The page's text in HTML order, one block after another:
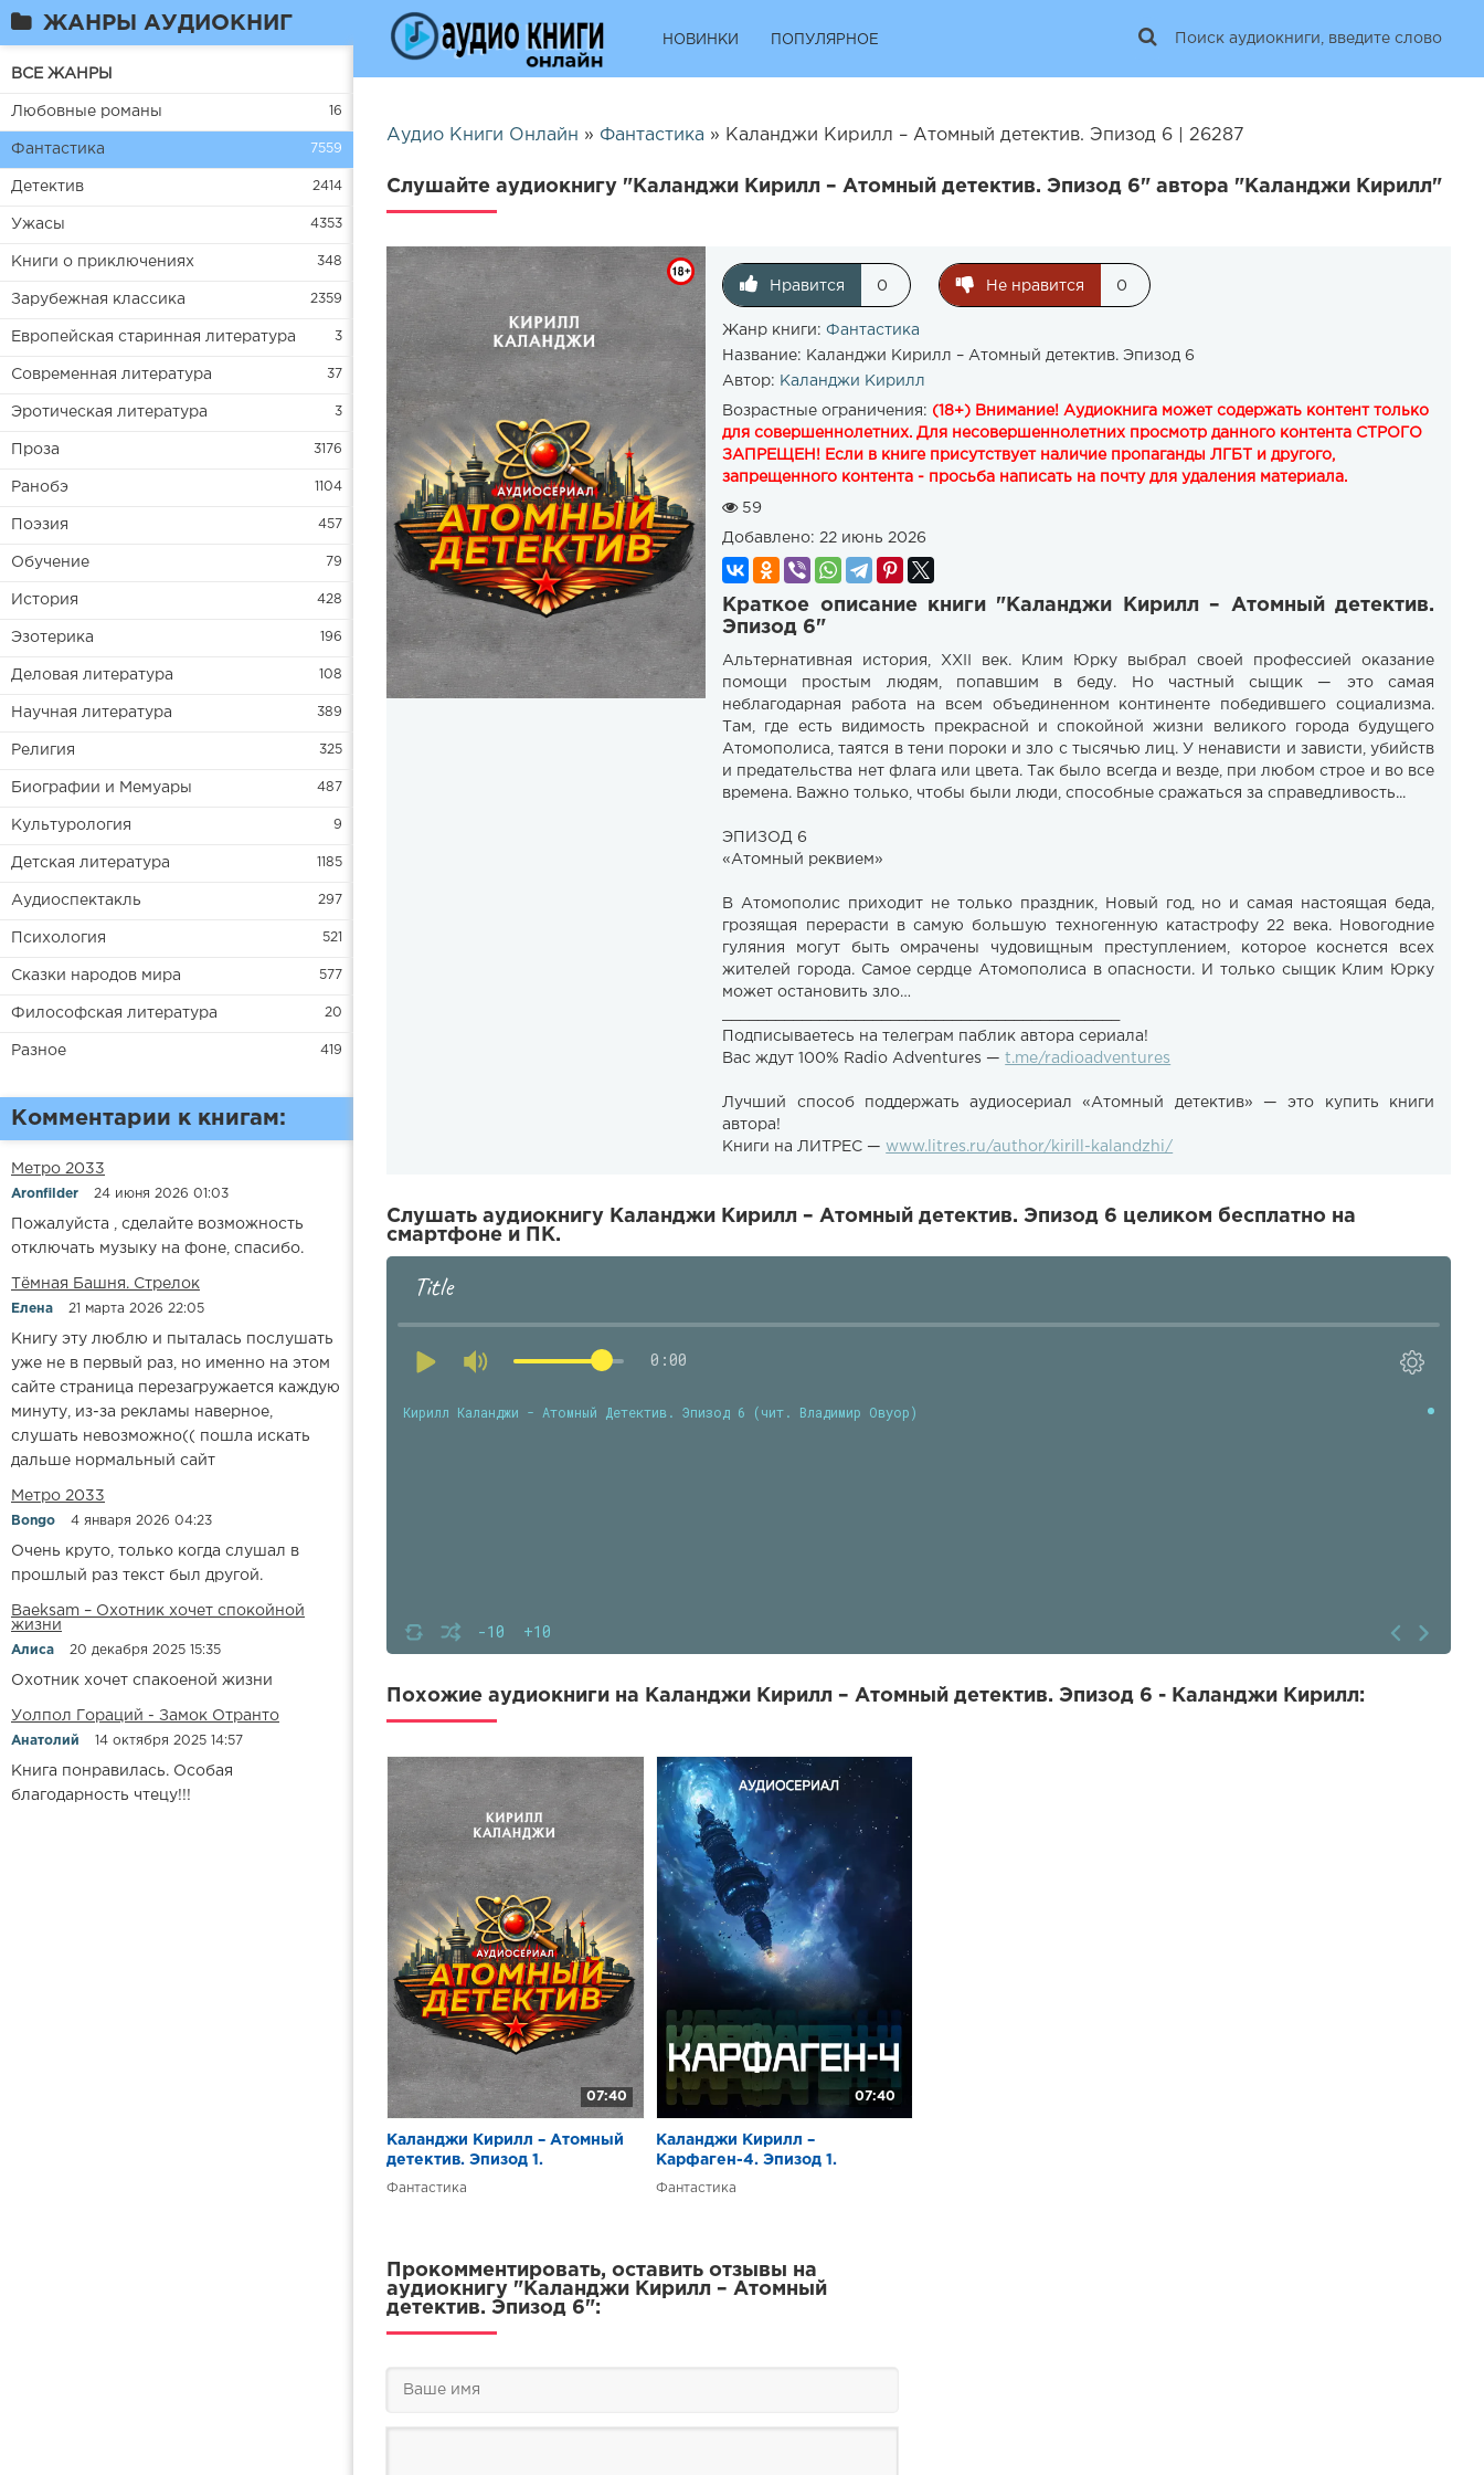
ЖАНРЫ АУДИОКНИГ
ВСЕ ЖАНРЫ
Любовные романы 16
Фантастика 7559
Детектив 2414
Ужасы 4353
Книги о приключениях 348
Зарубежная классика 2359
Европейская старинная литература 3
Современная литература 37
Эротическая литература 3
Проза 3176
Ранобэ 1104
Поэзия 457
Обучение 79
История 428
Эзотерика 196
Деловая литература 108
Научная литература 389
Религия 325
Биографии и Мемуары 487
Культурология 9
Детская литература 1185
Аудиоспектакль 297
Психология 521
Сказки народов мира 577
Философская литература 20
Разное 419
Комментарии к книгам:
Метро 2033
Aronfilder 24 июня 2026 01:03
Пожалуйста , сделайте возможность
отключать музыку на фоне, спасибо.
​​Тёмная Башня. Стрелок
Елена 21 марта 2026 22:05
Книгу эту люблю и пыталась послушать
уже не в первый раз, но именно на этом
сайте страница перезагружается каждую
минуту, из-за рекламы наверное,
слушать невозможно(( пошла искать
дальше нормальный сайт
Метро 2033
Bongo 4 января 2026 04:23
Очень круто, только когда слушал в
прошлый раз текст был другой.
Baeksam – Охотник хочет спокойной
жизни
Алиса 20 декабря 2025 15:35
Охотник хочет спакоеной жизни
Уолпол Гораций - Замок Отранто
Анатолий 14 октября 2025 14:57
Книга понравилась. Особая
благодарность чтецу!!!
НОВИНКИ ПОПУЛЯРНОЕ
Аудио Книги Онлайн » Фантастика » Каланджи Кирилл – Атомный детектив. Эпизод 6 | 26287
Слушайте аудиокнигу "Каланджи Кирилл – Атомный детектив. Эпизод 6" автора "Каланджи Кирилл"
Нравится 0 Не нравится 0
Жанр книги:Фантастика
Название: Каланджи Кирилл – Атомный детектив. Эпизод 6
Автор: Каланджи Кирилл
Возрастные ограничения: (18+) Внимание! Аудиокнига может содержать контент только
для совершеннолетних. Для несовершеннолетних просмотр данного контента СТРОГО
ЗАПРЕЩЕН! Если в книге присутствует наличие пропаганды ЛГБТ и другого,
запрещенного контента - просьба написать на почту для удаления материала.
59
Добавлено: 22 июнь 2026
Краткое описание книги "Каланджи Кирилл – Атомный детектив.
Эпизод 6"
Альтернативная история, XXII век. Клим Юрку выбрал своей профессией оказание
помощи простым людям, попавшим в беду. Но частный сыщик — это самая
неблагодарная работа на всем объединенном континенте победившего социализма.
Там, где есть видимость прекрасной и спокойной жизни великого города будущего
Атомополиса, таятся в тени пороки и зло с тысячью лиц. У ненависти и зависти, убийств
и предательства нет флага или цвета. Так было всегда и везде, при любом строе и во все
времена. Важно только, чтобы были люди, способные сражаться за справедливость...
ЭПИЗОД 6
«Атомный реквием»
В Атомополис приходит не только праздник, Новый год, но и самая настоящая беда,
грозящая перерасти в самую большую техногенную катастрофу 22 века. Новогодние
гуляния могут быть омрачены чудовищным преступлением, которое коснется всех
жителей города. Самое сердце Атомополиса в опасности. И только сыщик Клим Юрку
может остановить зло…
Подписываетесь на телеграм паблик автора сериала!
Вас ждут 100% Radio Adventures —t.me/radioadventures
Лучший способ поддержать аудиосериал «Атомный детектив» — это купить книги
автора!
Книги на ЛИТРЕС —www.litres.ru/author/kirill-kalandzhi/
Слушать аудиокнигу Каланджи Кирилл – Атомный детектив. Эпизод 6 целиком бесплатно на
смартфоне и ПК.
Title
0:00
-10 +10
Кирилл Каланджи - Атомный Детектив. Эпизод 6 (чит. Владимир Овуор)
Похожие аудиокниги на Каланджи Кирилл – Атомный детектив. Эпизод 6 - Каланджи Кирилл:
07:40
Каланджи Кирилл – Атомный
детектив. Эпизод 1.
Фантастика
07:40
Каланджи Кирилл –
Карфаген-4. Эпизод 1.
Фантастика
Прокомментировать, оставить отзывы на
аудиокнигу "Каланджи Кирилл – Атомный
детектив. Эпизод 6":